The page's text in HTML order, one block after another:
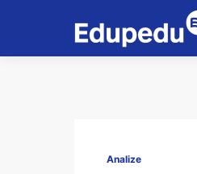
Analize